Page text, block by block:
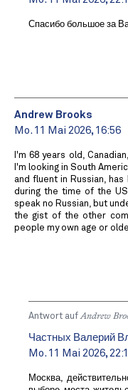
Спасибо большое за
Andrew Brooks
Mo. 11 Mai 2026, 16:56
I'm 68 years old,
I'm looking in South
and fluent in Russian,
during the time of the
speak no Russian, but
the gist of the other
people my own age or
Antwort auf Andrew
Частных Валерий
Mo. 11 Mai 2026,
Москва,